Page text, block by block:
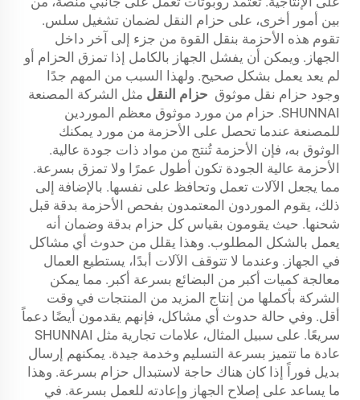
بين أمور أخرى، على حزام النقل لضمان تشغيل سلس.
تقوم هذه الأحزمة بنقل القوة من جزء إلى آخر داخل
الجهاز. ويمكن أن يفشل الجهاز بالكامل إذا تمزق الحزام أو
لم يعد يعمل بشكل صحيح. ولهذا السبب من المهم جدًا
وجود حزام نقل موثوق حزام النقل مثل الشركة المصنعة
SHUNNAI. حزام من مورد موثوق معظم الموردين
للمصنعة عندما تحصل على الأحزمة من مورد يمكنك
الوثوق به، فإن الأحزمة تُنتج من مواد ذات جودة عالية.
الأحزمة عالية الجودة تكون أطول عمرًا ولا تمزق بسرعة.
مما يجعل الآلات تعمل وتحافظ على نفسها. بالإضافة إلى
ذلك، يقوم الموردون المعتمدون بفحص الأحزمة بدقة قبل
شحنها. حيث يقومون بقياس كل حزام بدقة وضمان أنه
يعمل بالشكل المطلوب. وهذا يقلل من حدوث أي مشاكل
في الجهاز. وعندما لا تتوقف الآلات أبدًا، يستطيع العمال
معالجة كميات أكبر من البضائع بسرعة أكبر. مما يمكن
الشركة بأكملها من إنتاج المزيد من المنتجات في وقت
أقل. وفي حالة حدوث أي مشاكل، فإنهم يقدمون أيضًا دعماً
سريعًا. على سبيل المثال، علامات تجارية مثل SHUNNAI
عادة ما تتميز بسرعة التسليم وخدمة جيدة. يمكنهم إرسال
بديل فوراً إذا كان هناك حاجة لاستبدال حزام بسرعة. وهذا
ما يساعد على إصلاح الجهاز وإعادته للعمل بسرعة. في